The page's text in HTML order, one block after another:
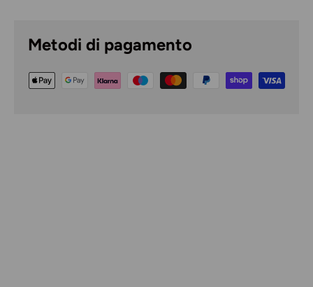
Metodi di pagamento